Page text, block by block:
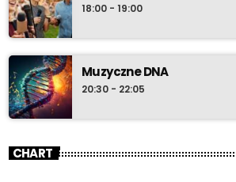
18:00 - 19:00
Muzyczne DNA
20:30 - 22:05
CHART